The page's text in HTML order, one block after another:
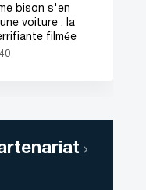
bison s'en
voiture : la
filmée